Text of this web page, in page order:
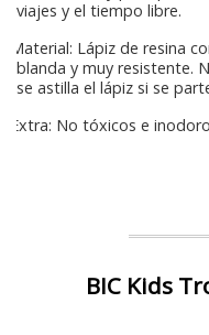
viajes y el tiempo libre.
Material: Lápiz de resina
blanda y muy resistente.
se astilla el lápiz si se
Extra: No tóxicos e
BIC Kids